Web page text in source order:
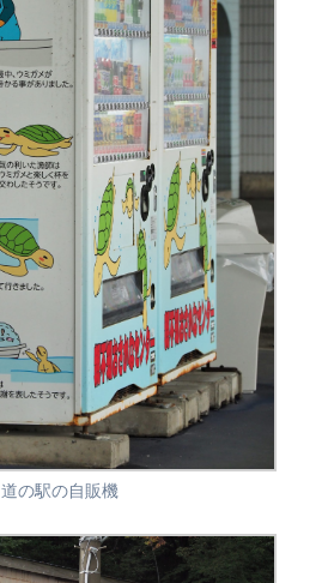
道の駅の自販機